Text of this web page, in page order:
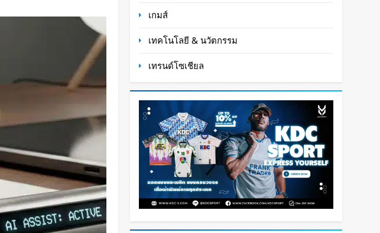
เกมส์
เทคโนโลยี & นวัตกรรม
เทรนด์โซเชียล